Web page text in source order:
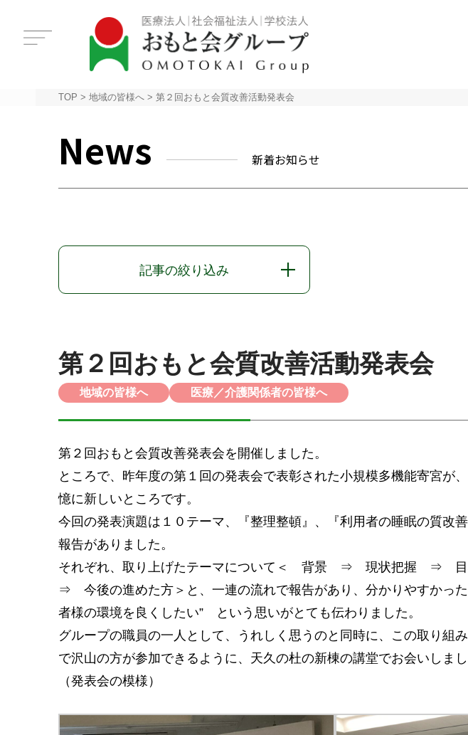
TOP > 地域の皆様へ > 第２回おもと会質改善活動発表会
News 新着お知らせ
記事の絞り込み
第２回おもと会質改善活動発表会
地域の皆様へ 医療／介護関係者の皆様へ
第２回おもと会質改善発表会を開催しました。
ところで、昨年度の第１回の発表会で表彰された小規模多機能寄宮が
憶に新しいところです。
今回の発表演題は１０テーマ、『整理整頓』、『利用者の睡眠の質改
報告がありました。
それぞれ、取り上げたテーマについて＜ 背景 ⇒ 現状把握
⇒ 今後の進めた方＞と、一連の流れで報告があり、分かりやすか
者様の環境を良くしたい” という思いがとても伝わりました。
グループの職員の一人として、うれしく思うのと同時に、この取り組
で沢山の方が参加できるように、天久の杜の新棟の講堂でお会いしまし
（発表会の模様）